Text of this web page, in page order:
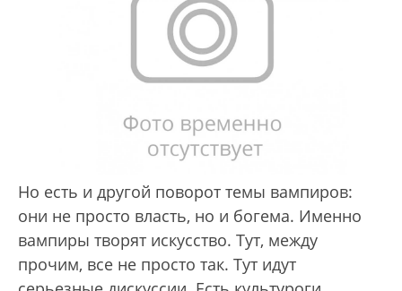
Но есть и другой поворот темы вампиров:
они не просто власть, но и богема. Именно
вампиры творят искусство. Тут, между
прочим, все не просто так. Тут идут